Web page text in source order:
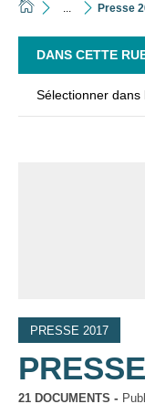
Presse
DANS CETTE
Sélectionner
PRESSE 2017
21 DOCUMENTS